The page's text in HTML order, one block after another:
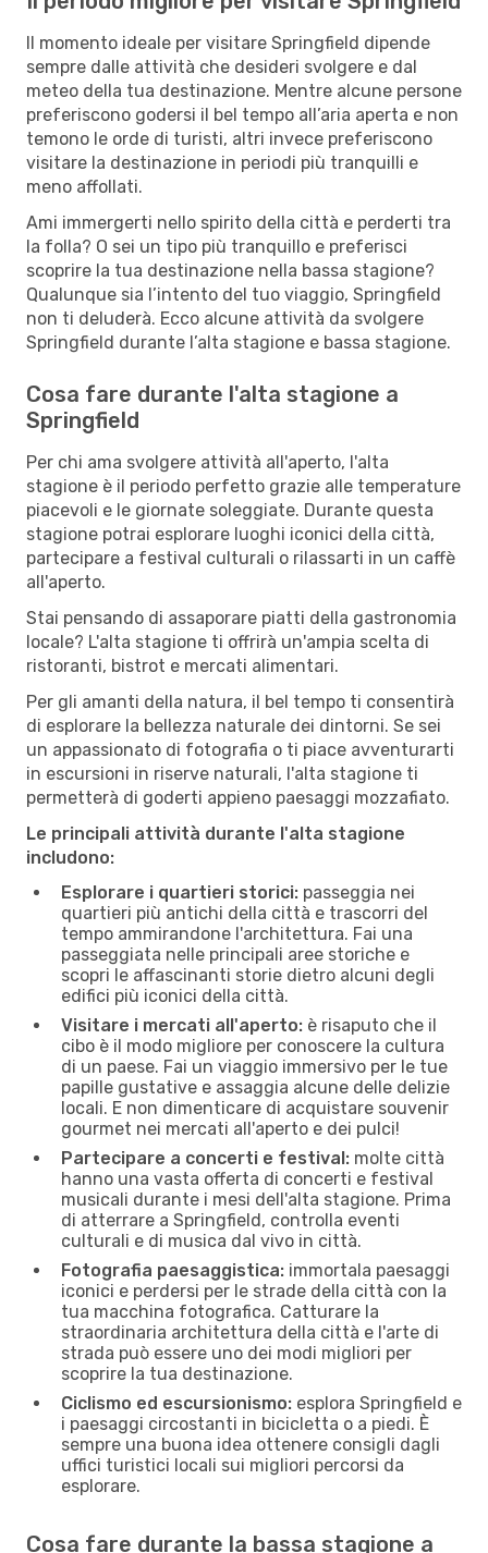
Il momento ideale per visitare Springfield dipende
sempre dalle attività che desideri svolgere e dal
meteo della tua destinazione. Mentre alcune persone
preferiscono godersi il bel tempo all’aria aperta e non
temono le orde di turisti, altri invece preferiscono
visitare la destinazione in periodi più tranquilli e
meno affollati.
Ami immergerti nello spirito della città e perderti tra
la folla? O sei un tipo più tranquillo e preferisci
scoprire la tua destinazione nella bassa stagione?
Qualunque sia l’intento del tuo viaggio, Springfield
non ti deluderà. Ecco alcune attività da svolgere
Springfield durante l’alta stagione e bassa stagione.
Cosa fare durante l'alta stagione a
Springfield
Per chi ama svolgere attività all'aperto, l'alta
stagione è il periodo perfetto grazie alle temperature
piacevoli e le giornate soleggiate. Durante questa
stagione potrai esplorare luoghi iconici della città,
partecipare a festival culturali o rilassarti in un caffè
all'aperto.
Stai pensando di assaporare piatti della gastronomia
locale? L'alta stagione ti offrirà un'ampia scelta di
ristoranti, bistrot e mercati alimentari.
Per gli amanti della natura, il bel tempo ti consentirà
di esplorare la bellezza naturale dei dintorni. Se sei
un appassionato di fotografia o ti piace avventurarti
in escursioni in riserve naturali, l'alta stagione ti
permetterà di goderti appieno paesaggi mozzafiato.
Le principali attività durante l'alta stagione
includono:
Esplorare i quartieri storici: passeggia nei
quartieri più antichi della città e trascorri del
tempo ammirandone l'architettura. Fai una
passeggiata nelle principali aree storiche e
scopri le affascinanti storie dietro alcuni degli
edifici più iconici della città.
Visitare i mercati all'aperto: è risaputo che il
cibo è il modo migliore per conoscere la cultura
di un paese. Fai un viaggio immersivo per le tue
papille gustative e assaggia alcune delle delizie
locali. E non dimenticare di acquistare souvenir
gourmet nei mercati all'aperto e dei pulci!
Partecipare a concerti e festival: molte città
hanno una vasta offerta di concerti e festival
musicali durante i mesi dell'alta stagione. Prima
di atterrare a Springfield, controlla eventi
culturali e di musica dal vivo in città.
Fotografia paesaggistica: immortala paesaggi
iconici e perdersi per le strade della città con la
tua macchina fotografica. Catturare la
straordinaria architettura della città e l'arte di
strada può essere uno dei modi migliori per
scoprire la tua destinazione.
Ciclismo ed escursionismo: esplora Springfield e
i paesaggi circostanti in bicicletta o a piedi. È
sempre una buona idea ottenere consigli dagli
uffici turistici locali sui migliori percorsi da
esplorare.
Cosa fare durante la bassa stagione a